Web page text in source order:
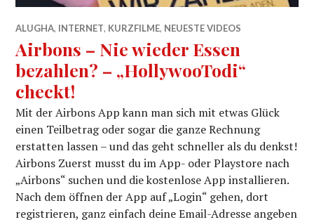
ALUGHA, INTERNET, KURZFILME, NEUESTE VIDEOS
Airbons – Nie wieder Essen
bezahlen? – „HollywooTodi“
checkt!
Mit der Airbons App kann man sich mit etwas Glück
einen Teilbetrag oder sogar die ganze Rechnung
erstatten lassen – und das geht schneller als du denkst!
Airbons Zuerst musst du im App- oder Playstore nach
„Airbons“ suchen und die kostenlose App installieren.
Nach dem öffnen der App auf „Login“ gehen, dort
registrieren, ganz einfach deine Email-Adresse angeben